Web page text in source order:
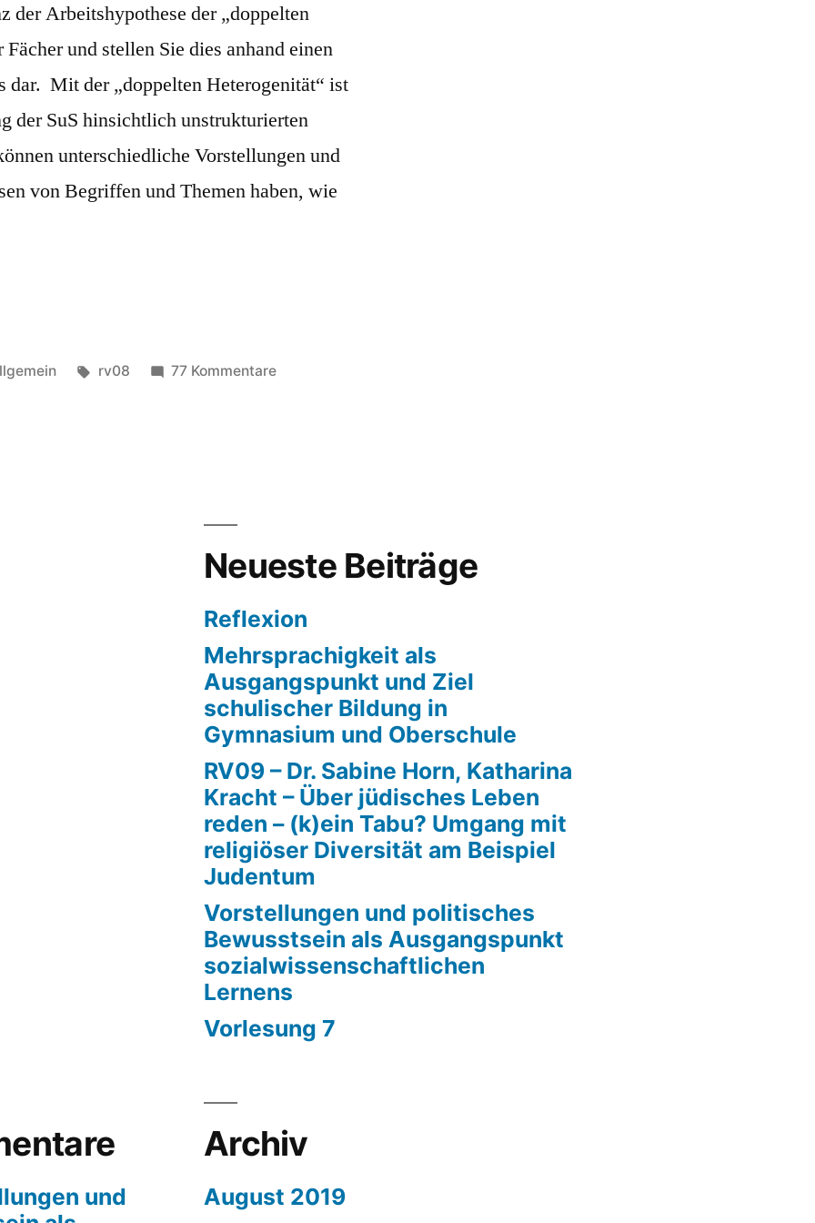
Tabu?
Umgang
religiöser
Diversität
am
Judentum
der Arbeitshypothese der „doppelten
und stellen Sie dies anhand einen
dar. Mit der „doppelten Heterogenität“ ist
der SuS hinsichtlich unstrukturierten
unterschiedliche Vorstellungen und
von Begriffen und Themen haben, wie
Schlagwörter:
rv08 77 Kommentarezu
sozialwissenschaftlichen
Lernens
Neueste Beiträge
Reflexion
Mehrsprachigkeit als
Ausgangspunkt und Ziel
schulischer Bildung in
Gymnasium und Oberschule
RV09 – Dr. Sabine Horn, Katharina
Kracht – Über jüdisches Leben
reden – (k)ein Tabu? Umgang mit
religiöser Diversität am Beispiel
Judentum
Vorstellungen und politisches
Bewusstsein als Ausgangspunkt
sozialwissenschaftlichen
Lernens
Vorlesung 7
und
Archiv
August 2019